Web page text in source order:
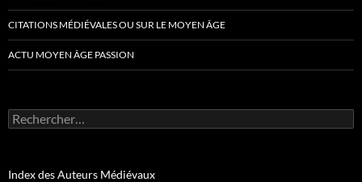
CITATIONS MÉDIÉVALES OU SUR LE MOYEN ÂGE
ACTU MOYEN ÂGE PASSION
Rechercher :
Index des Auteurs Médiévaux